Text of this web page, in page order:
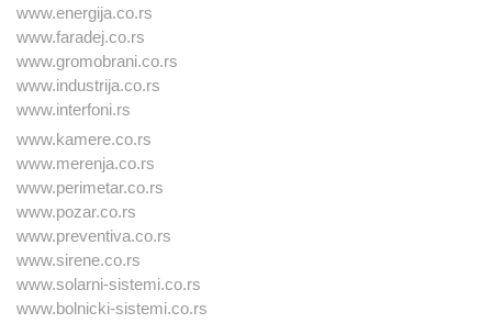
www.energija.co.rs
www.faradej.co.rs
www.gromobrani.co.rs
www.industrija.co.rs
www.interfoni.rs
www.kamere.co.rs
www.merenja.co.rs
www.perimetar.co.rs
www.pozar.co.rs
www.preventiva.co.rs
www.sirene.co.rs
www.solarni-sistemi.co.rs
www.bolnicki-sistemi.co.rs